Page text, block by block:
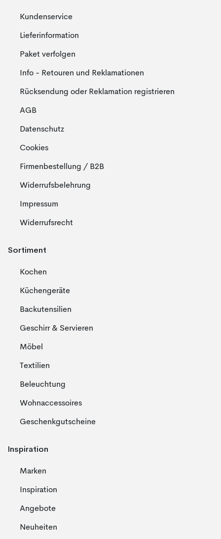
Kundenservice
Lieferinformation
Paket verfolgen
Info - Retouren und Reklamationen
Rücksendung oder Reklamation registrieren
AGB
Datenschutz
Cookies
Firmenbestellung / B2B
Widerrufsbelehrung
Impressum
Widerrufsrecht
Sortiment
Kochen
Küchengeräte
Backutensilien
Geschirr & Servieren
Möbel
Textilien
Beleuchtung
Wohnaccessoires
Geschenkgutscheine
Inspiration
Marken
Inspiration
Angebote
Neuheiten